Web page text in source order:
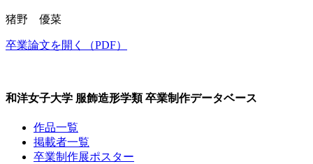
猪野 優菜
卒業論文を開く（PDF）
和洋女子大学 服飾造形学類 卒業制作データベース
作品一覧
掲載者一覧
卒業制作展ポスター